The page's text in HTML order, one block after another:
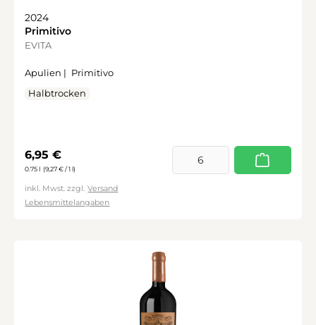
2024
Primitivo
EVITA
Apulien | Primitivo
Halbtrocken
Regulärer Preis:
6,95 €
0.75 l (9,27 € / 1 l)
inkl. Mwst. zzgl. Versand
Lebensmittelangaben